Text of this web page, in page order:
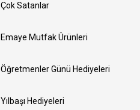
Çok Satanlar
Emaye Mutfak Ürünleri
Öğretmenler Günü Hediyeleri
Yılbaşı Hediyeleri